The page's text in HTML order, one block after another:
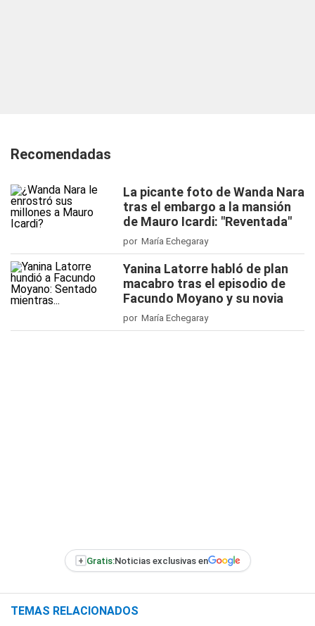
Recomendadas
La picante foto de Wanda Nara
tras el embargo a la mansión
de Mauro Icardi: "Reventada"
por María Echegaray
Yanina Latorre habló de plan
macabro tras el episodio de
Facundo Moyano y su novia
por María Echegaray
+ Gratis:Noticias exclusivas en
TEMAS RELACIONADOS